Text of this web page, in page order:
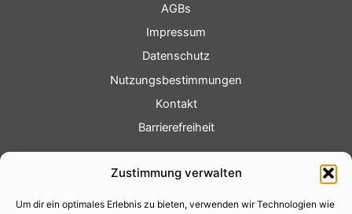
Zustimmung verwalten
Um dir ein optimales Erlebnis zu bieten, verwenden wir Technologien wie
AGBs
Impressum
Datenschutz
Nutzungsbestimmungen
Kontakt
Barrierefreiheit
Fotoservice
Videoservice